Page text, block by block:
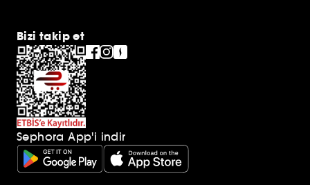
Bizi takip et
Sephora App'i indir